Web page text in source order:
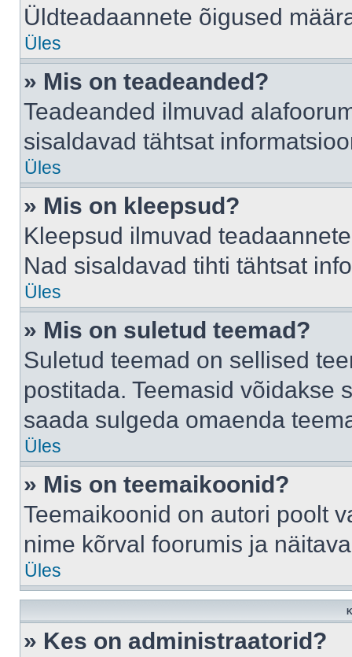
Üldteadaannete õigused
Üles
» Mis on teadeanded?
Teadeanded ilmuvad
sisaldavad tähtsat
Üles
» Mis on kleepsud?
Kleepsud ilmuvad
Nad sisaldavad tihti tähtsat
Üles
» Mis on suletud teemad?
Suletud teemad on sellised
postitada. Teemasid võidakse
saada sulgeda omaenda
Üles
» Mis on teemaikoonid?
Teemaikoonid on autori poolt
nime kõrval foorumis ja
Üles
» Kes on administraatorid?